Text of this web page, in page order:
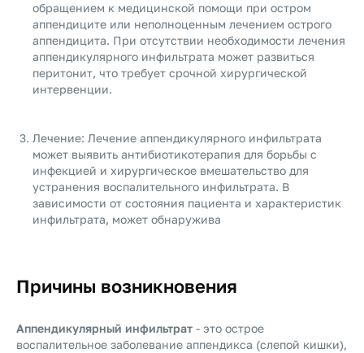
обращением к медицинской помощи при остром
аппендиците или неполноценным лечением острого
аппендицита. При отсутствии необходимости лечения
аппендикулярного инфильтрата может развиться
перитонит, что требует срочной хирургической
интервенции.
Лечение: Лечение аппендикулярного инфильтрата
может выявить антибиотикотерапия для борьбы с
инфекцией и хирургическое вмешательство для
устранения воспалительного инфильтрата. В
зависимости от состояния пациента и характеристик
инфильтрата, может обнаружива
Причины возникновения
Аппендикулярный инфильтрат - это острое
воспалительное заболевание аппендикса (слепой кишки),